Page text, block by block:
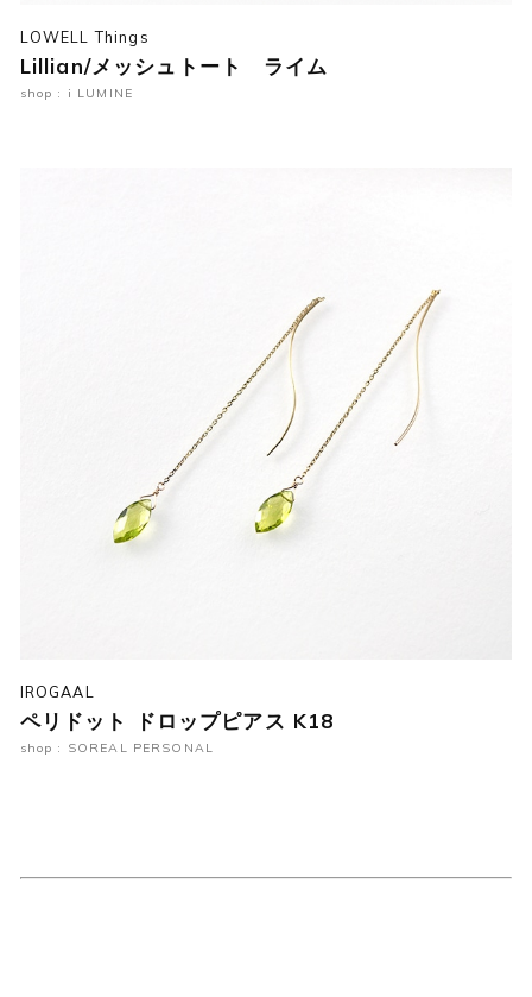
LOWELL Things
Lillian/メッシュトート ライム
shop : i LUMINE
IROGAAL
ペリドット ドロップピアス K18
shop : SOREAL PERSONAL